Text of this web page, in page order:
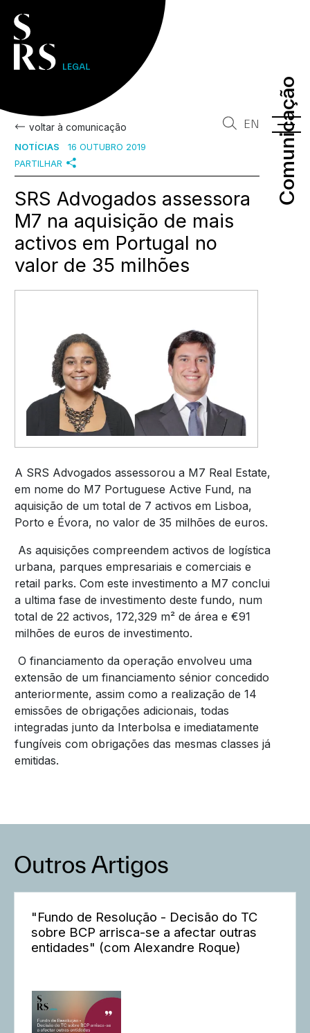
Comunicação
Comunicação
EN
voltar à comunicação
NOTÍCIAS
16 OUTUBRO 2019
PARTILHAR
SRS Advogados assessora
M7 na aquisição de mais
activos em Portugal no
valor de 35 milhões
A SRS Advogados assessorou a M7 Real Estate,
em nome do M7 Portuguese Active Fund, na
aquisição de um total de 7 activos em Lisboa,
Porto e Évora, no valor de 35 milhões de euros.
As aquisições compreendem activos de logística
urbana, parques empresariais e comerciais e
retail parks. Com este investimento a M7 conclui
a ultima fase de investimento deste fundo, num
total de 22 activos, 172,329 m² de área e €91
milhões de euros de investimento.
O financiamento da operação envolveu uma
extensão de um financiamento sénior concedido
anteriormente, assim como a realização de 14
emissões de obrigações adicionais, todas
integradas junto da Interbolsa e imediatamente
fungíveis com obrigações das mesmas classes já
emitidas.
Outros Artigos
"Fundo de Resolução - Decisão do TC
sobre BCP arrisca-se a afectar outras
entidades" (com Alexandre Roque)